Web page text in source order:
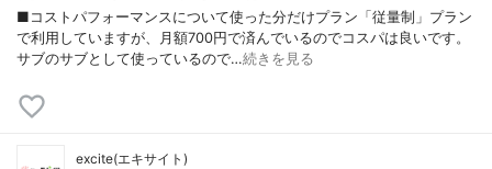
■コストパフォーマンスについて使った分だけプラン「従量制」プラン
で利用していますが、月額700円で済んでいるのでコスパは良いです。
サブのサブとして使っているので…続きを見る
excite(エキサイト)